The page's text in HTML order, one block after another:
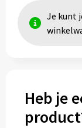
Je kunt
Heb je